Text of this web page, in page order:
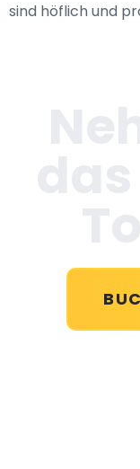
sind höflich und